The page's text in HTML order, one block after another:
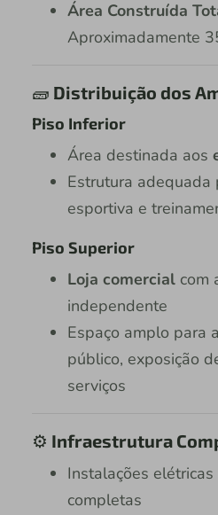
Área Construída
Aproximadamente
🧱 Distribuição dos
Piso Inferior
Área destinada aos
Estrutura adequada
esportiva e
Piso Superior
Loja comercialcom
independente
Espaço amplo para
público, exposição
serviços
⚙️ Infraestrutura
Instalações
completas